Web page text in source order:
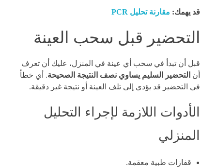
قد يهمك: مقارنة تحليل PCR
التحضير قبل سحب العينة
قبل أن تبدأ في سحب أي عينة في المنزل، عليك أن تعرف
أن التحضير السليم يساوي نصف النتيجة الصحيحة. أي خطأ
في التحضير قد يؤدي إلى تلف العينة أو نتيجة غير دقيقة.
الأدوات اللازمة لإجراء التحليل
المنزلي
قفازات طبية معقمة.